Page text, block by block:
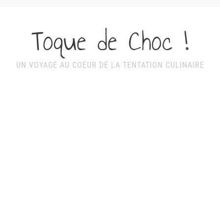
Toque de Choc !
UN VOYAGE AU COEUR DE LA TENTATION CULINAIRE